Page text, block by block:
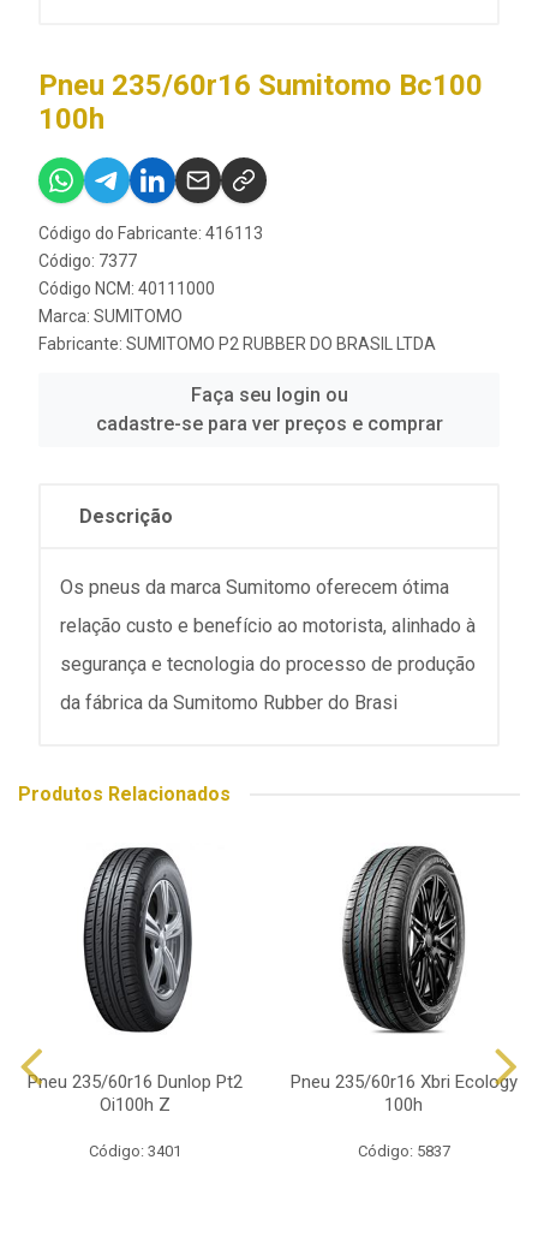
Pneu 235/60r16 Sumitomo Bc100
100h
Código do Fabricante: 416113
Código: 7377
Código NCM: 40111000
Marca: SUMITOMO
Fabricante: SUMITOMO P2 RUBBER DO BRASIL LTDA
Faça seu login ou
cadastre-se para ver preços e comprar
Descrição
Os pneus da marca Sumitomo oferecem ótima
relação custo e benefício ao motorista, alinhado à
segurança e tecnologia do processo de produção
da fábrica da Sumitomo Rubber do Brasi
Produtos Relacionados
Pneu 235/60r16 Dunlop Pt2
Oi100h Z
Código: 3401
Pneu 235/60r16 Xbri Ecology
100h
Código: 5837